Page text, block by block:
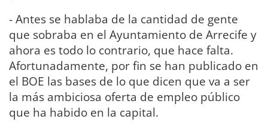
- Antes se hablaba de la cantidad de gente
que sobraba en el Ayuntamiento de Arrecife y
ahora es todo lo contrario, que hace falta.
Afortunadamente, por fin se han publicado en
el BOE las bases de lo que dicen que va a ser
la más ambiciosa oferta de empleo público
que ha habido en la capital.